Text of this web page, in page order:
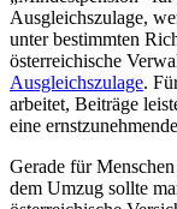
Ausgleichszulage,
unter bestimmten
österreichische
Ausgleichszulage.
arbeitet, Beiträge
eine
Gerade für
dem Umzug sollte